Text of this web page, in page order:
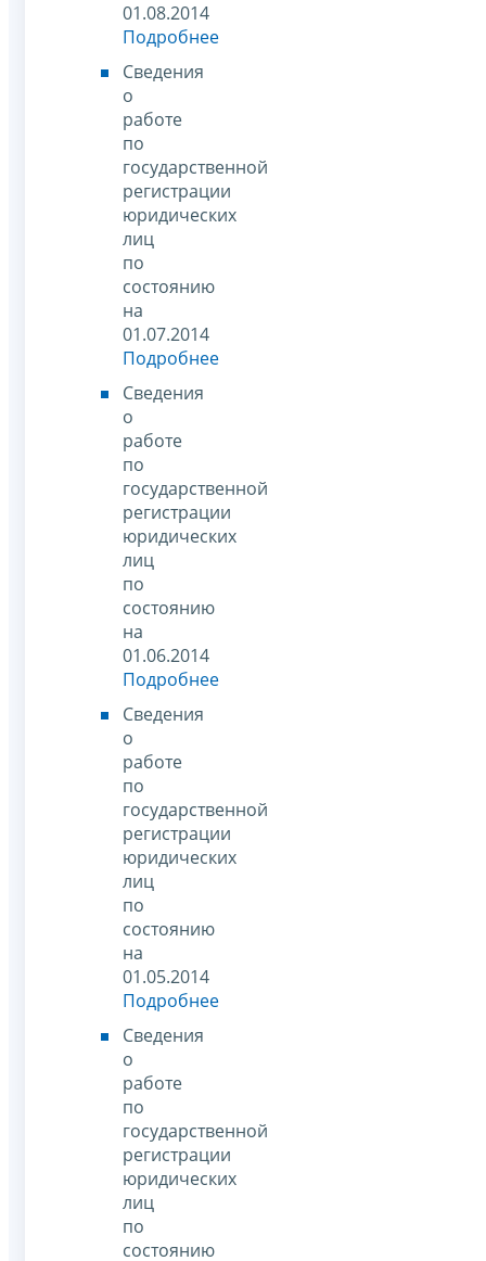
01.08.2014
Подробнее
Сведения
о
работе
по
государственной
регистрации
юридических
лиц
по
состоянию
на
01.07.2014
Подробнее
Сведения
о
работе
по
государственной
регистрации
юридических
лиц
по
состоянию
на
01.06.2014
Подробнее
Сведения
о
работе
по
государственной
регистрации
юридических
лиц
по
состоянию
на
01.05.2014
Подробнее
Сведения
о
работе
по
государственной
регистрации
юридических
лиц
по
состоянию